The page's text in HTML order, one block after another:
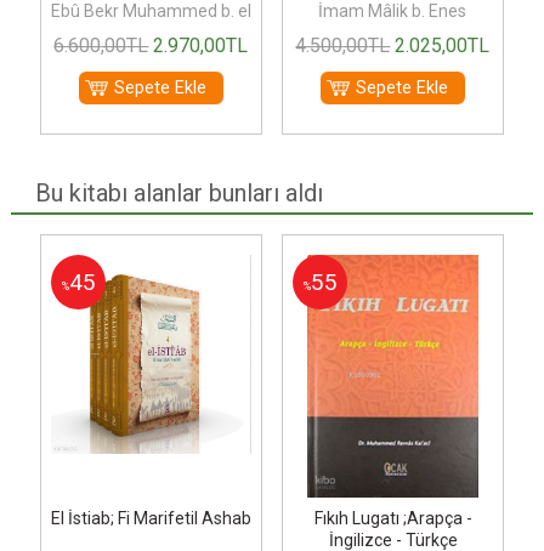
HüseynEbû Bekr Muhammed b. el-Hüseyn
6.600,00TL 2.970,00TL
Sepete Ekle
İmam Mâlik b. Enes
4.500,00TL 2.025,00TL
Sepete Ekle
Bu kitabı alanlar bunları aldı
%45
El İstiab; Fi Marifetil Ashab
%55
Fıkıh Lugatı ;Arapça -
İngilizce - Türkçe